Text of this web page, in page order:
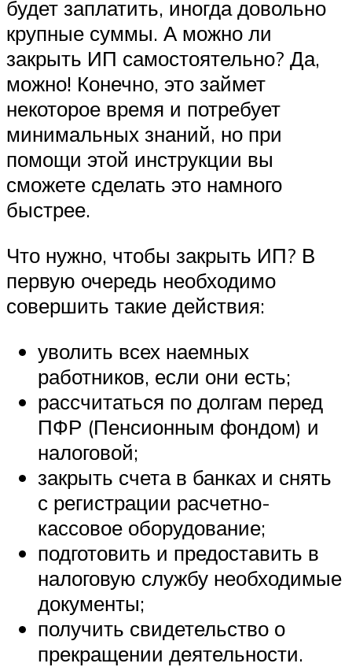
будет заплатить, иногда довольно
крупные суммы. А можно ли
закрыть ИП самостоятельно? Да,
можно! Конечно, это займет
некоторое время и потребует
минимальных знаний, но при
помощи этой инструкции вы
сможете сделать это намного
быстрее.
Что нужно, чтобы закрыть ИП? В
первую очередь необходимо
совершить такие действия:
уволить всех наемных
работников, если они есть;
рассчитаться по долгам перед
ПФР (Пенсионным фондом) и
налоговой;
закрыть счета в банках и снять
с регистрации расчетно-
кассовое оборудование;
подготовить и предоставить в
налоговую службу необходимые
документы;
получить свидетельство о
прекращении деятельности.